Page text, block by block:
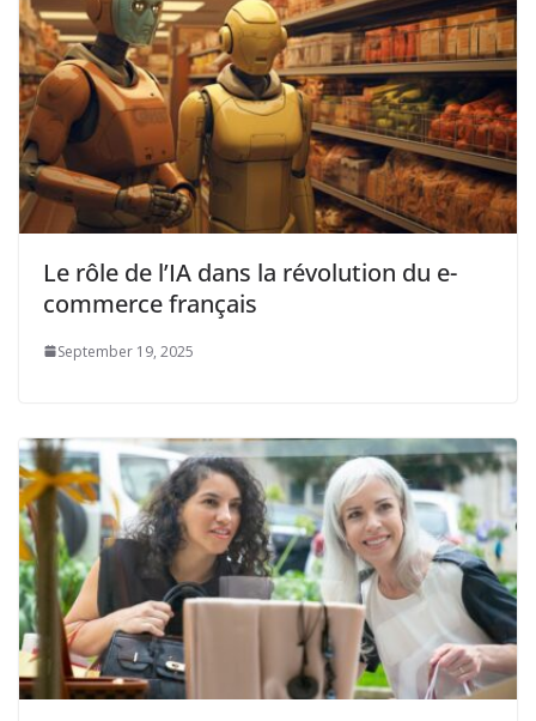
Le rôle de l’IA dans la révolution du e-
commerce français
September 19, 2025